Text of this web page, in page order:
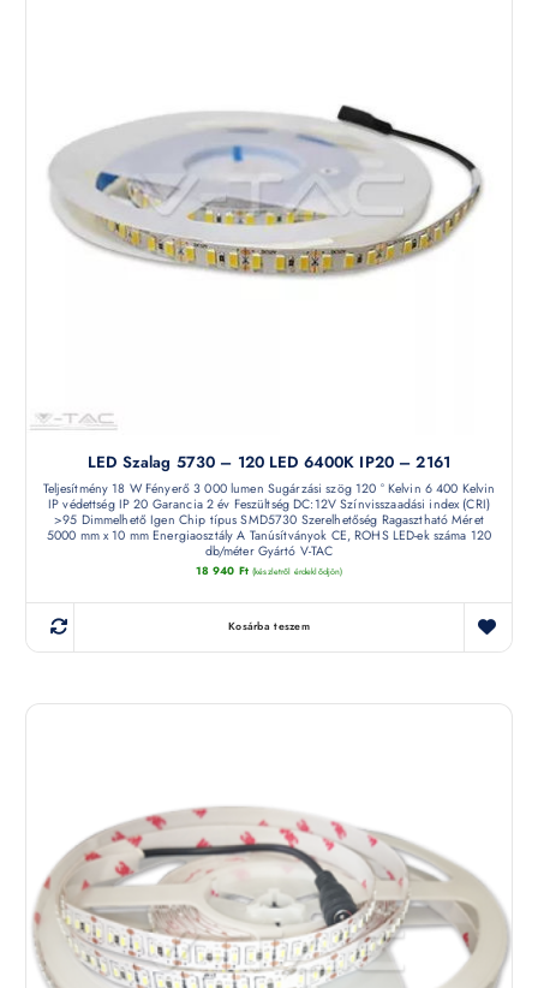
LED Szalag 5730 – 120 LED 6400K IP20 – 2161
Teljesítmény 18 W Fényerő 3 000 lumen Sugárzási szög 120 ° Kelvin 6 400 Kelvin
IP védettség IP 20 Garancia 2 év Feszültség DC:12V Színvisszaadási index (CRI)
>95 Dimmelhető Igen Chip típus SMD5730 Szerelhetőség Ragasztható Méret
5000 mm x 10 mm Energiaosztály A Tanúsítványok CE, ROHS LED-ek száma 120
db/méter Gyártó V-TAC
18 940 Ft (készletről érdeklődjön)
Kosárba teszem